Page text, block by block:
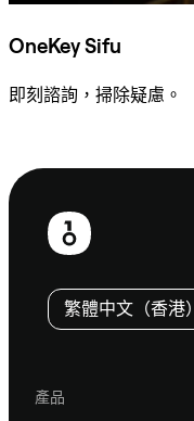
OneKey Sifu
即刻諮詢，掃除疑慮。
頁
繁體中文（香港）
產品